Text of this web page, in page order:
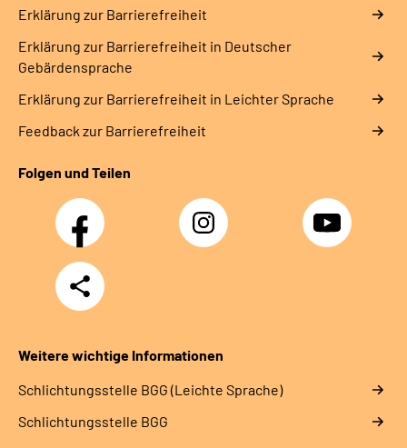
Erklärung zur Barrierefreiheit
Erklärung zur Barrierefreiheit in Deutscher
Gebärdensprache
Erklärung zur Barrierefreiheit in Leichter Sprache
Feedback zur Barrierefreiheit
Folgen und Teilen
Facebook Instagram YouTube
Teilen
Weitere wichtige Informationen
Schlich­tungs­stel­le BGG (Leichte Sprache)
Schlich­tungs­stel­le BGG